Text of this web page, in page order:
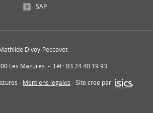
SAP
Divoy-Peccavet
Les Mazures - Tél : 03 24 40 19 93
- Mentions légales - Site créé par